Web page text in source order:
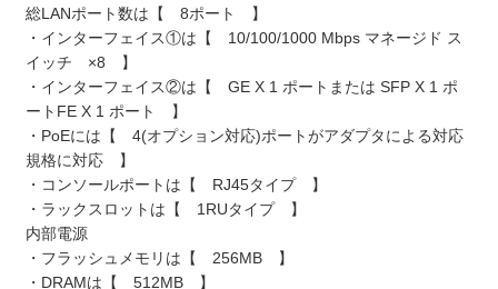
総LANポート数は【 8ポート 】
・インターフェイス①は【 10/100/1000 Mbps マネージド ス
イッチ ×8 】
・インターフェイス②は【 GE X 1 ポートまたは SFP X 1 ポ
ートFE X 1 ポート 】
・PoEには【 4(オプション対応)ポートがアダプタによる対応
規格に対応 】
・コンソールポートは【 RJ45タイプ 】
・ラックスロットは【 1RUタイプ 】
内部電源
・フラッシュメモリは【 256MB 】
・DRAMは【 512MB 】